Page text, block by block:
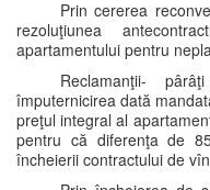
Prin cererea
rezoluţiunea
apartamentului pentru
Reclamanţii-
împuternicirea dată
preţul integral al
pentru că diferenţa de
încheierii contractului de